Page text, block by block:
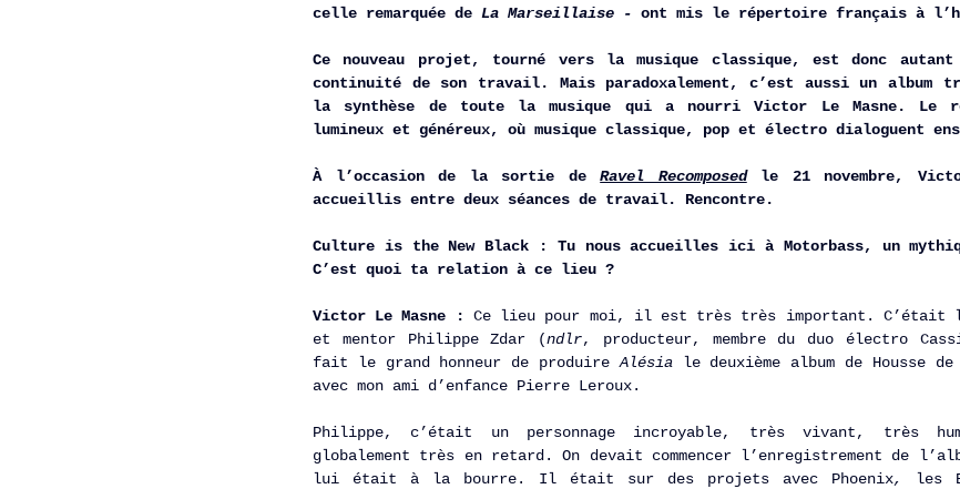
celle remarquée de La Marseillaise - ont mis le répertoire français à
Ce nouveau projet, tourné vers la musique classique, est donc autant
continuité de son travail. Mais paradoxalement, c’est aussi un album
la synthèse de toute la musique qui a nourri Victor Le Masne. Le
lumineux et généreux, où musique classique, pop et électro dialoguent
À l’occasion de la sortie de Ravel Recomposed
le 21 novembre,
accueillis entre deux séances de travail. Rencontre.
Culture is the New Black : Tu nous accueilles ici à Motorbass, un
C’est quoi ta relation à ce lieu ?
Victor Le Masne :
Ce lieu pour moi, il est très très important. C’était
et mentor Philippe Zdar (ndlr, producteur, membre du duo électro
fait le grand honneur de produire Alésia le deuxième album de Housse de
avec mon ami d’enfance Pierre Leroux.
Philippe, c’était un personnage incroyable, très vivant, très
globalement très en retard. On devait commencer l’enregistrement de
lui était à la bourre. Il était sur des projets avec Phoenix, les